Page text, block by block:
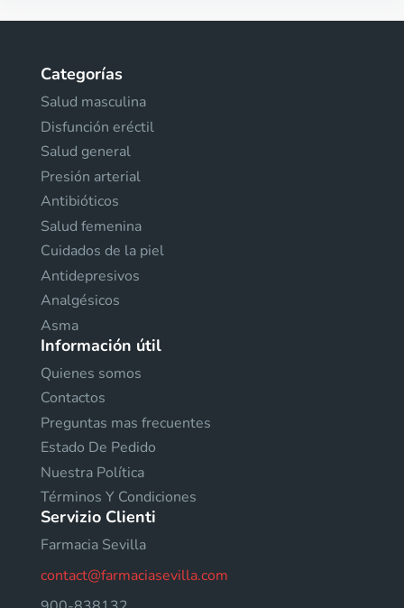
Categorías
Salud masculina
Disfunción eréctil
Salud general
Presión arterial
Antibióticos
Salud femenina
Cuidados de la piel
Antidepresivos
Analgésicos
Asma
Información útil
Quienes somos
Contactos
Preguntas mas frecuentes
Estado De Pedido
Nuestra Política
Términos Y Condiciones
Servizio Clienti
Farmacia Sevilla
contact@farmaciasevilla.com